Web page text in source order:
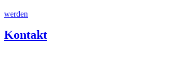
werden
Kontakt